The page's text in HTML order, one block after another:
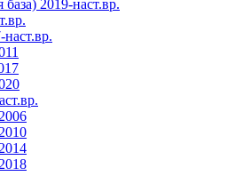
база) 2019-наст.вр.
наст.вр.